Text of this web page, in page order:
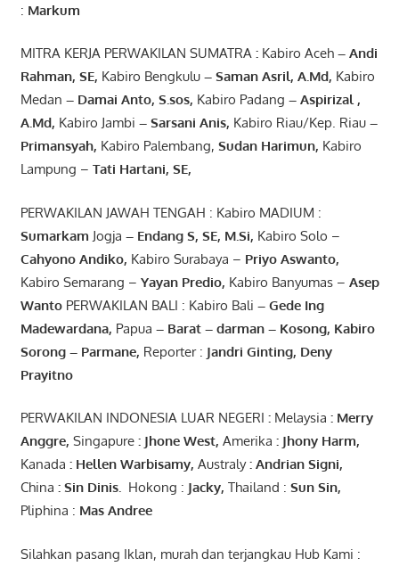
: Markum
MITRA KERJA PERWAKILAN SUMATRA :Kabiro Aceh– Andi
Rahman, SE, Kabiro Bengkulu– Saman Asril, A.Md, Kabiro
Medan – Damai Anto, S.sos, Kabiro Padang – Aspirizal ,
A.Md, Kabiro Jambi – Sarsani Anis, Kabiro Riau/Kep. Riau–
Primansyah, Kabiro Palembang, Sudan Harimun, Kabiro
Lampung – Tati Hartani, SE,
PERWAKILAN JAWAH TENGAH : Kabiro MADIUM :
Sumarkam Jogja – EndangS, SE, M.Si, Kabiro Solo –
Cahyono Andiko, Kabiro Surabaya – Priyo Aswanto,
Kabiro Semarang – Yayan Predio, Kabiro Banyumas – Asep
WantoPERWAKILAN BALI : Kabiro Bali – Gede Ing
Madewardana, Papua – Barat – darman– Kosong, Kabiro
Sorong– Parmane, Reporter : Jandri Ginting, Deny
Prayitno
PERWAKILAN INDONESIA LUAR NEGERI : Melaysia : Merry
Anggre, Singapure: JhoneWest, Amerika : JhonyHarm,
Kanada : Hellen Warbisamy, Australy: Andrian Signi,
China : Sin Dinis. Hokong : Jacky, Thailand : Sun Sin,
Pliphina : Mas Andree
Silahkan pasang Iklan, murah dan terjangkau Hub Kami :